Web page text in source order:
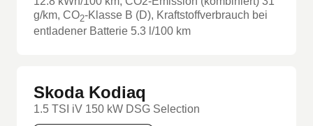
g/km, CO2-Klasse B (D), Kraftstoffverbrauch bei
entladener Batterie 5.3 l/100 km
Skoda Kodiaq
1.5 TSI iV 150 kW DSG Selection